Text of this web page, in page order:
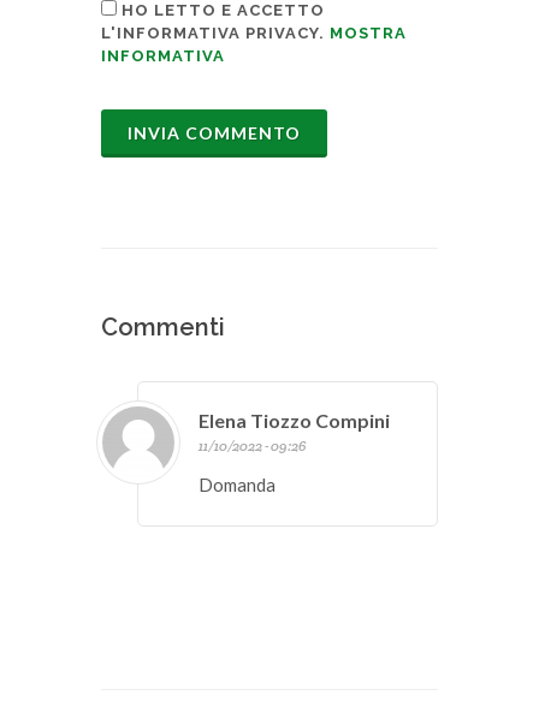
HO LETTO E ACCETTO
L'INFORMATIVA PRIVACY. MOSTRA
INFORMATIVA
Commenti
Elena Tiozzo Compini
11/10/2022 - 09:26
Domanda